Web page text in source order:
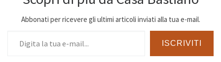
Abbonati per ricevere gli ultimi articoli inviati alla tua e-mail.
ISCRIVITI